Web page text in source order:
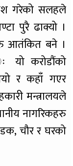
गरेको सलहले
पुरै ढाक्यो ।
आतंकित बने ।
यो करोडौंको
र कहाँ गएर
मन्त्रालयले
नागरिकहरु
चौर र घरको